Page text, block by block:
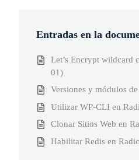
Entradas en la
Let’s Encrypt wildcard
01)
Versiones y módulos
Utilizar WP-CLI en
Clonar Sitios Web en
Habilitar Redis en